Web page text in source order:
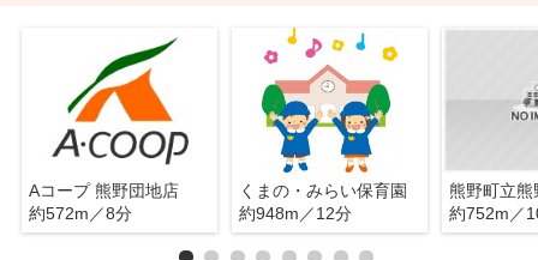
Aコープ 熊野団地店
約572m／8分
くまの・みらい保育園
約948m／12分
約752m／